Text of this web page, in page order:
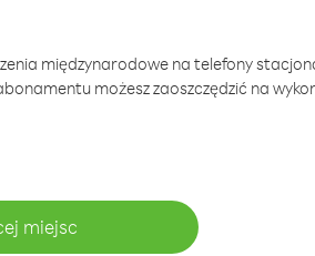
międzynarodowe na telefony
możesz zaoszczędzić na
miejsc